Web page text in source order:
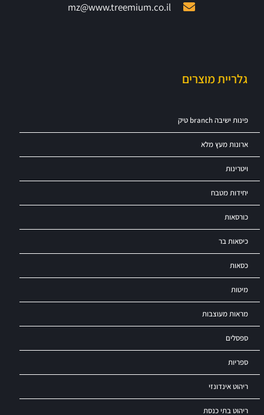
mz@www.treemium.co.il
גלריית מוצרים
פינות ישיבה branch טיק
ארונות מעץ מלא
ויטרינות
יחידות מטבח
כורסאות
כיסאות בר
כסאות
מיטות
מראות מעוצבות
ספסלים
ספריות
ריהוט אינדונזי
ריהוט בתי כנסת